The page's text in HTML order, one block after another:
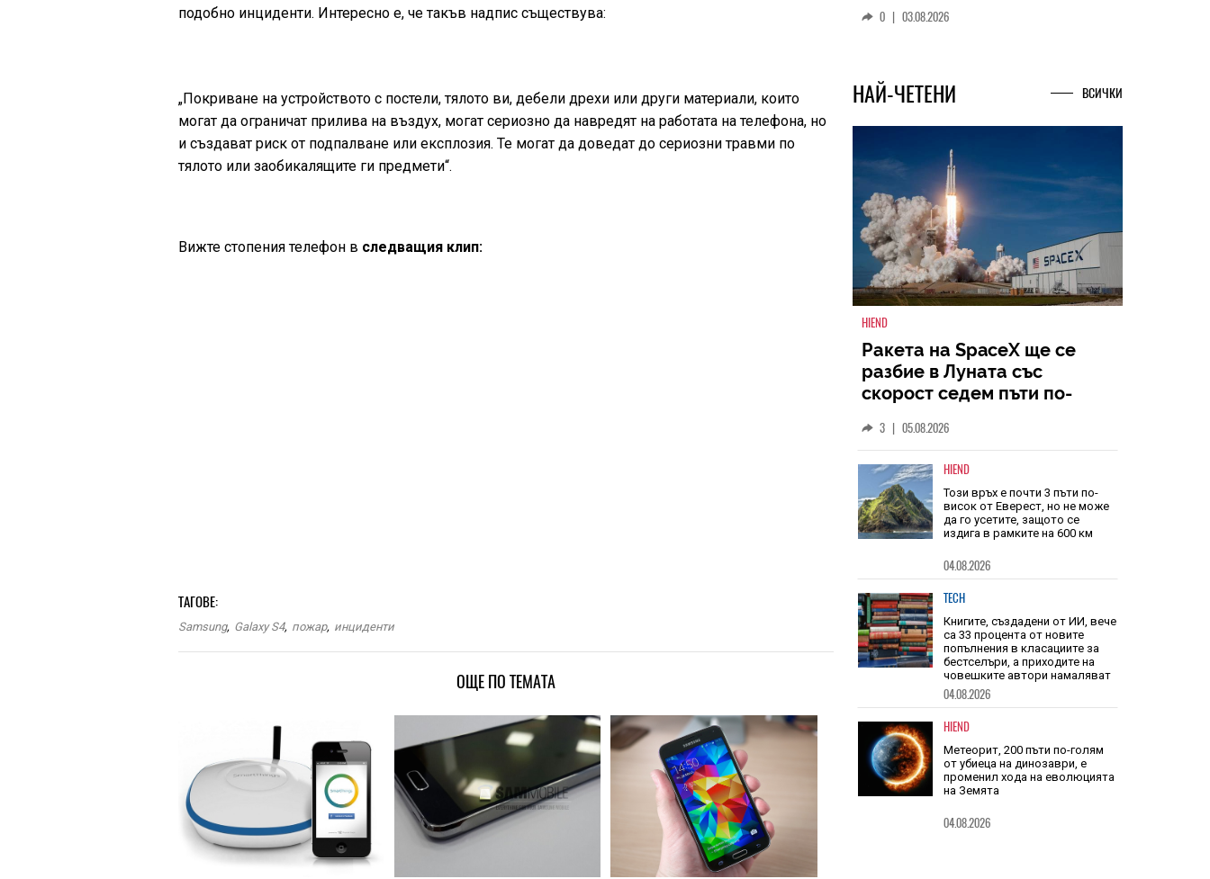
подобно инциденти. Интересно е, че такъв надпис съществува:
„Покриване на устройството с постели, тялото ви, дебели дрехи или други материали, които
могат да ограничат прилива на въздух, могат сериозно да навредят на работата на телефона, но
и създават риск от подпалване или експлозия. Те могат да доведат до сериозни травми по
тялото или заобикалящите ги предмети“.
Вижте стопения телефон в следващия клип:
ТАГОВЕ:
Samsung, Galaxy S4, пожар, инциденти
ОЩЕ ПО ТЕМАТА
цена
0 | 03.08.2026
НАЙ-ЧЕТЕНИ ВСИЧКИ
HIEND
Ракета на SpaceX ще се
разбие в Луната със
скорост седем пъти по-
звука
3 | 05.08.2026
HIEND
Този връх е почти 3 пъти по-
висок от Еверест, но не може
да го усетите, защото се
издига в рамките на 600 км
04.08.2026
TECH
Книгите, създадени от ИИ, вече
са 33 процента от новите
попълнения в класациите за
бестселъри, а приходите на
човешките автори намаляват
04.08.2026
HIEND
Метеорит, 200 пъти по-голям
от убиеца на динозаври, е
променил хода на еволюцията
на Земята
04.08.2026